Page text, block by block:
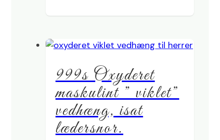
999s Oxyderet
maskulint ” viklet”
vedhæng, isat
lædersnor.